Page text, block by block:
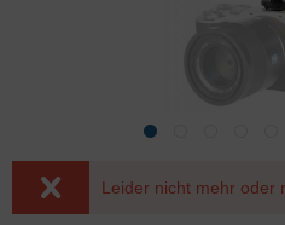
Leider nicht mehr oder